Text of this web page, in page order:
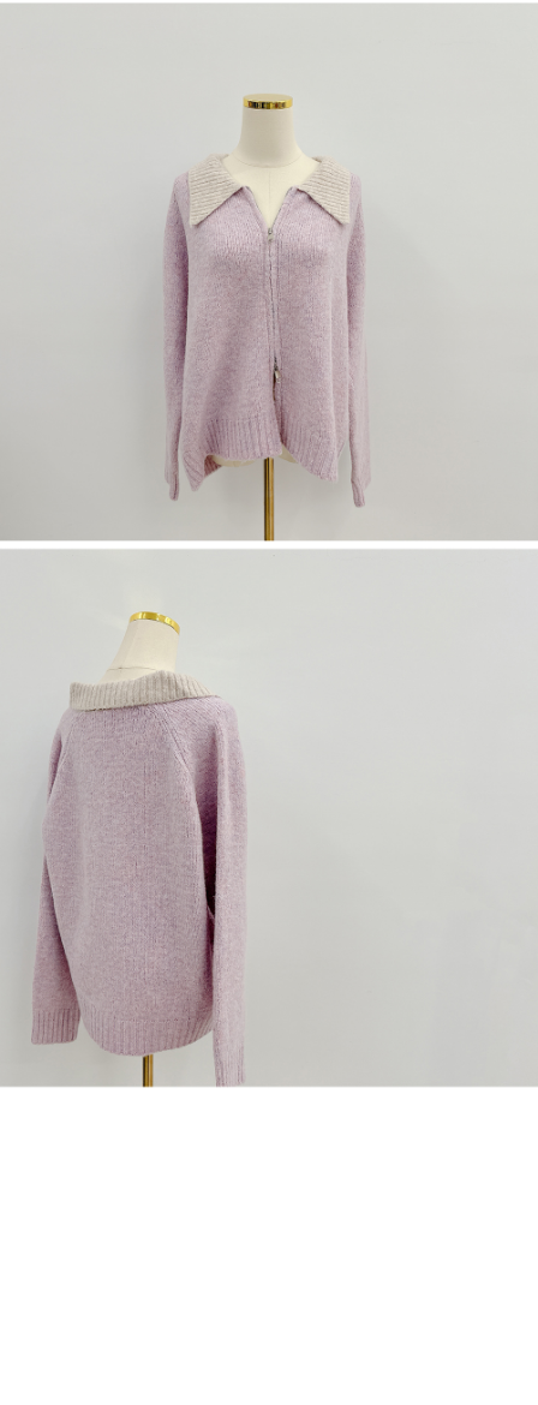
mengesahkan pembayaran, transaksi akan selesai.
adalah berdasarkan halaman pengesahan transaksi seterusnya.
4. Dalam masa 30 minit selepas pesanan ditubuhkan, jika tidak pergi
untuk mengesahkan transaksi atau jika tidak lulus semakan, pesanan
akan dibatalkan secara automatik. Jika terdapat situasi "pindah untuk
semakan khusus" yang tidak lulus, ini menunjukkan bahawa sistem
penilaian tidak mencukupi, tiada penjelasan mengenai kandungan
penilaian boleh diberikan.
【Penerangan Kaedah Pembayaran】
1. Pembayaran ansuran tidak digabungkan dalam bil telekomunikasi,
"Pembayaran Ansuran Gogo" akan menghantar SMS peringatan
pembayaran selepas tarikh penyelesaian bulanan.
2. Melalui pautan SMS untuk membuka bil, anda boleh memilih untuk
membayar melalui "Kod bar kedai serbaneka / Kedai rasmi Taiwan
Mobile / Pemindahan bank / Pembayaran J街口 / iPASS MONEY" dan
1. Perkhidmatan ini disediakan oleh "Taiwan Mobile Co., Ltd." untuk
menggunakan bil syarikat ini.
"Pembayaran Ansuran Gogo", kedai akan memberikan maklumat peribadi
anda (termasuk nama, telefon atau alamat) kepada Taiwan Mobile untuk
pengumpulan, pemprosesan dan penggunaan, untuk pengesahan,
semakan dan pembetulan data yang diperlukan untuk bil ansuran oleh
Taiwan Mobile.
3. Sila baca syarat perkhidmatan pengguna secara lengkap melalui
pautan berikut: https://oppay.tw/userRule